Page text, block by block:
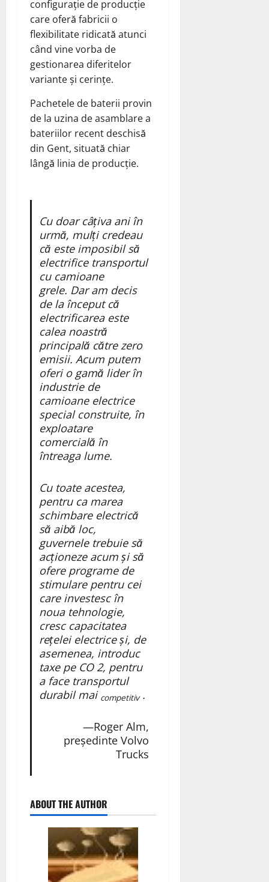
configurație de producție
care oferă fabricii o
flexibilitate ridicată atunci
când vine vorba de
gestionarea diferitelor
variante și cerințe.
Pachetele de baterii provin
de la uzina de asamblare a
bateriilor recent deschisă
din Gent, situată chiar
lângă linia de producție.
Cu doar câțiva ani în
urmă, mulți credeau
că este imposibil să
electrifice transportul
cu camioane
grele. Dar am decis
de la început că
electrificarea este
calea noastră
principală către zero
emisii. Acum putem
oferi o gamă lider în
industrie de
camioane electrice
special construite, în
exploatare
comercială în
întreaga lume.
Cu toate acestea,
pentru ca marea
schimbare electrică
să aibă loc,
guvernele trebuie să
acționeze acum și să
ofere programe de
stimulare pentru cei
care investesc în
noua tehnologie,
cresc capacitatea
rețelei electrice și, de
asemenea, introduc
taxe pe CO 2, pentru
a face transportul
durabil mai competitiv.
—Roger Alm,
președinte Volvo
Trucks
ABOUT THE AUTHOR